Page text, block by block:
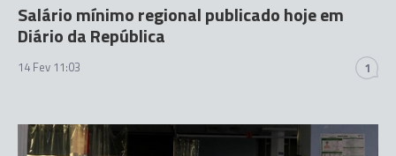
Salário mínimo regional publicado hoje em
Diário da República
14 Fev 11:03 1